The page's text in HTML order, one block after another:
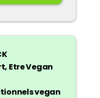
Etre Vegan
vegan